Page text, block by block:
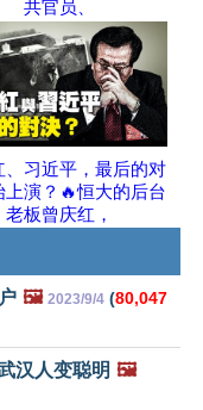
共官员、
、习近平，最后的对
上演？🔥恒大的后台
老板曾庆红，
🖼️ 2023/9/4 (80,047
汉人变聪明 🖼️